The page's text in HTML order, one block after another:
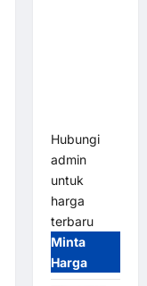
Hubungi
admin
untuk
harga
terbaru
Minta
Harga